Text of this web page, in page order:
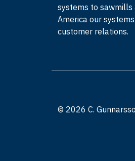
systems to sawmills
America our
customer relations.
© 2026 C.